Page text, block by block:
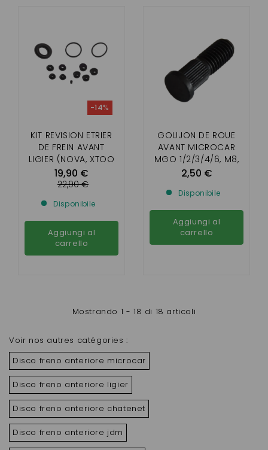
KIT REVISION ETRIER
DE FREIN AVANT
LIGIER (NOVA, XTOO
R, XTOO S, XTOO RS)
19,90 €
-14%
22,90 €
Disponibile
Aggiungi al
carrello
GOUJON DE ROUE
AVANT MICROCAR
MGO 1/2/3/4/6, M8,
F8C , FLEX ,LIGIER IXO.
DUÉ FIRST, 2 ,3,6
2,50 €
Disponibile
Aggiungi al
carrello
Mostrando 1 - 18 di 18 articoli
Voir nos autres catégories :
Disco freno anteriore microcar
Disco freno anteriore ligier
Disco freno anteriore chatenet
Disco freno anteriore jdm